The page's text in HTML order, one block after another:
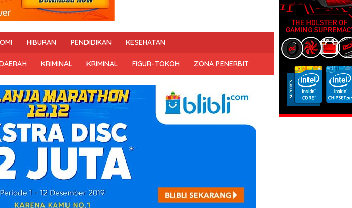
HIBURAN PENDIDIKAN KESEHATAN
KRIMINAL KRIMINAL FIGUR-TOKOH ZONA PENERBIT